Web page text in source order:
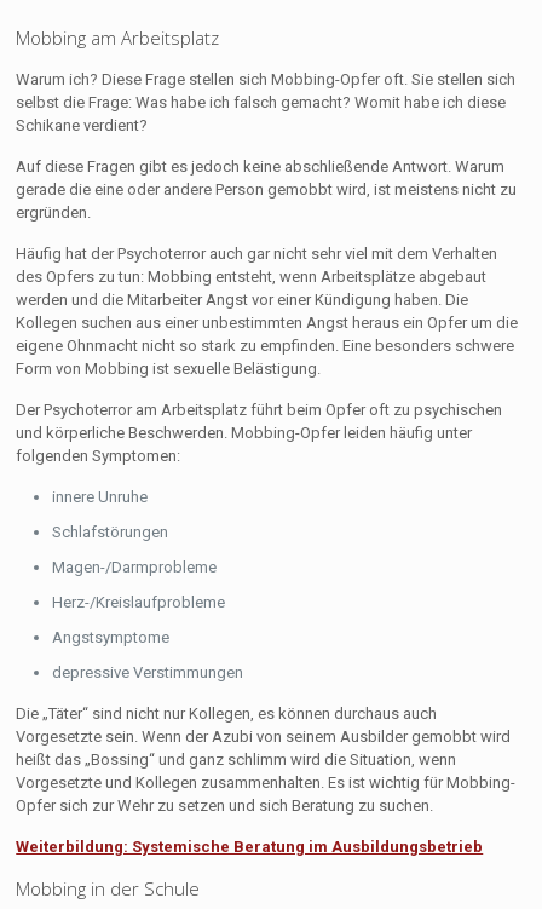
Mobbing am Arbeitsplatz
Warum ich? Diese Frage stellen sich Mobbing-Opfer oft. Sie stellen sich
selbst die Frage: Was habe ich falsch gemacht? Womit habe ich diese
Schikane verdient?
Auf diese Fragen gibt es jedoch keine abschließende Antwort. Warum
gerade die eine oder andere Person gemobbt wird, ist meistens nicht zu
ergründen.
Häufig hat der Psychoterror auch gar nicht sehr viel mit dem Verhalten
des Opfers zu tun: Mobbing entsteht, wenn Arbeitsplätze abgebaut
werden und die Mitarbeiter Angst vor einer Kündigung haben. Die
Kollegen suchen aus einer unbestimmten Angst heraus ein Opfer um die
eigene Ohnmacht nicht so stark zu empfinden. Eine besonders schwere
Form von Mobbing ist sexuelle Belästigung.
Der Psychoterror am Arbeitsplatz führt beim Opfer oft zu psychischen
und körperliche Beschwerden. Mobbing-Opfer leiden häufig unter
folgenden Symptomen:
innere Unruhe
Schlafstörungen
Magen-/Darmprobleme
Herz-/Kreislaufprobleme
Angstsymptome
depressive Verstimmungen
Die „Täter“ sind nicht nur Kollegen, es können durchaus auch
Vorgesetzte sein. Wenn der Azubi von seinem Ausbilder gemobbt wird
heißt das „Bossing“ und ganz schlimm wird die Situation, wenn
Vorgesetzte und Kollegen zusammenhalten. Es ist wichtig für Mobbing-
Opfer sich zur Wehr zu setzen und sich Beratung zu suchen.
Weiterbildung: Systemische Beratung im Ausbildungsbetrieb
Mobbing in der Schule